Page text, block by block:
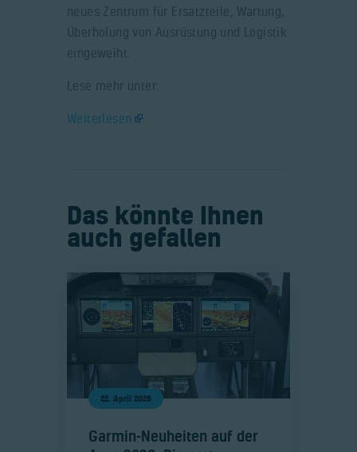
neues Zentrum für Ersatzteile, Wartung,
Überholung von Ausrüstung und Logistik
eingeweiht.
Lese mehr unter:
Weiterlesen
Das könnte Ihnen
auch gefallen
22. April 2026
​Garmin-Neuheiten auf der